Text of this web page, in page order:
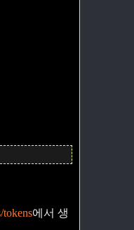
tokens에서 생